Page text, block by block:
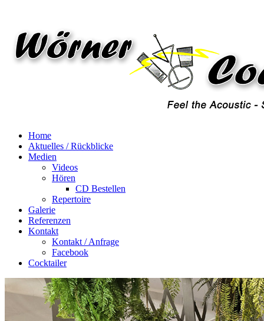
Home
Aktuelles / Rückblicke
Medien
Videos
Hören
CD Bestellen
Repertoire
Galerie
Referenzen
Kontakt
Kontakt / Anfrage
Facebook
Cocktailer